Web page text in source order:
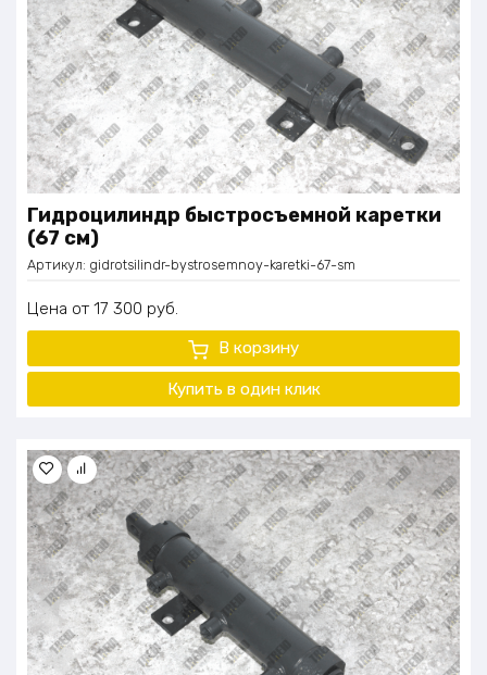
Гидроцилиндр быстросъемной каретки
(67 см)
Артикул: gidrotsilindr-bystrosemnoy-karetki-67-sm
Цена 17 300 руб.
В корзину
Купить в один клик